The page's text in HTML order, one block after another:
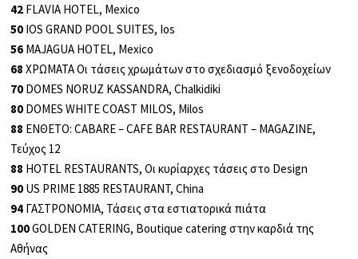
42 FLAVIA HOTEL, Mexico
50 IOS GRAND POOL SUITES, Ios
56 MAJAGUA HOTEL, Mexico
68 ΧΡΩΜΑΤΑ Οι τάσεις χρωμάτων στο σχεδιασμό ξενοδοχείων
70 DOMES NORUZ KASSANDRA, Chalkidiki
80 DOMES WHITE COAST MILOS, Milos
88 ΕΝΘΕΤΟ: CABARE – CAFE BAR RESTAURANT – MAGAZINE,
Τεύχος 12
88 HOTEL RESTAURANTS, Οι κυρίαρχες τάσεις στο Design
90 US PRIME 1885 RESTAURANT, China
94 ΓΑΣΤΡΟΝΟΜΙΑ, Τάσεις στα εστιατορικά πιάτα
100GOLDEN CATERING, Boutique catering στην καρδιά της
Αθήνας